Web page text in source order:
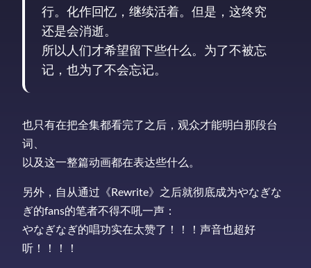
行。化作回忆，继续活着。但是，这终究
还是会消逝。
所以人们才希望留下些什么。为了不被忘
记，也为了不会忘记。
也只有在把全集都看完了之后，观众才能明白那段台
词、
以及这一整篇动画都在表达些什么。
另外，自从通过《Rewrite》之后就彻底成为やなぎな
ぎ的fans的笔者不得不吼一声：
やなぎなぎ的唱功实在太赞了！！！声音也超好
听！！！！